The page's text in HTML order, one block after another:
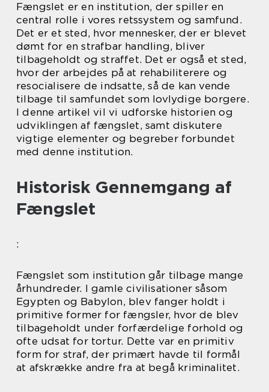
Fængslet er en institution, der spiller en
central rolle i vores retssystem og samfund.
Det er et sted, hvor mennesker, der er blevet
dømt for en strafbar handling, bliver
tilbageholdt og straffet. Det er også et sted,
hvor der arbejdes på at rehabiliterere og
resocialisere de indsatte, så de kan vende
tilbage til samfundet som lovlydige borgere.
I denne artikel vil vi udforske historien og
udviklingen af fængslet, samt diskutere
vigtige elementer og begreber forbundet
med denne institution.
Historisk Gennemgang af
Fængslet
:
Fængslet som institution går tilbage mange
århundreder. I gamle civilisationer såsom
Egypten og Babylon, blev fanger holdt i
primitive former for fængsler, hvor de blev
tilbageholdt under forfærdelige forhold og
ofte udsat for tortur. Dette var en primitiv
form for straf, der primært havde til formål
at afskrække andre fra at begå kriminalitet.